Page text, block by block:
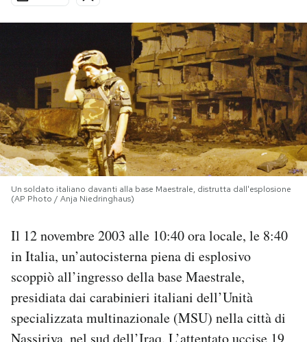
PODCAST
NEWSLETTER
I MIEI PREFERITI
SHOP
CALENDARIO
AREA PERSONALE
Area Personale
Un soldato italiano davanti alla base Maestrale, distrutta dall'esplosione
(AP Photo / Anja Niedringhaus)
Il 12 novembre 2003 alle 10:40 ora locale, le 8:40
in Italia, un’autocisterna piena di esplosivo
scoppiò all’ingresso della base Maestrale,
presidiata dai carabinieri italiani dell’Unità
specializzata multinazionale (MSU) nella città di